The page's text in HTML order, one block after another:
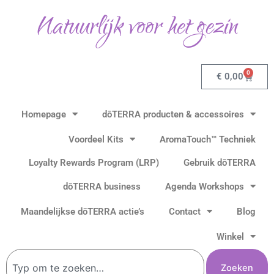
Natuurlijk voor het gezin
€ 0,00 0
Homepage dōTERRA producten & accessoires
Voordeel Kits AromaTouch™ Techniek
Loyalty Rewards Program (LRP) Gebruik dōTERRA
dōTERRA business Agenda Workshops
Maandelijkse dōTERRA actie’s Contact Blog
Winkel
Zoeken
Zoeken